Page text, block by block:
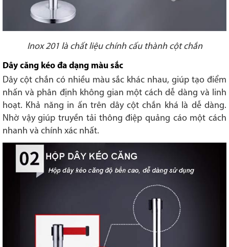
Inox 201 là chất liệu chính cấu thành cột chắn
Dây căng kéo đa dạng màu sắc
Dây cột chắn có nhiều màu sắc khác nhau, giúp tạo điểm
nhấn và phân định không gian một cách dễ dàng và linh
hoạt. Khả năng in ấn trên dây cột chắn khá là dễ dàng.
Nhờ vậy giúp truyền tải thông điệp quảng cáo một cách
nhanh và chính xác nhất.